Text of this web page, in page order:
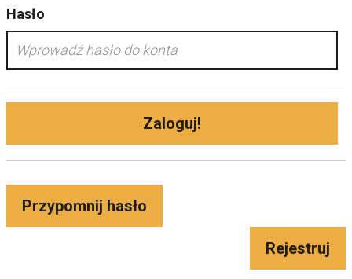
Hasło
Zaloguj!
Przypomnij hasło
Rejestruj